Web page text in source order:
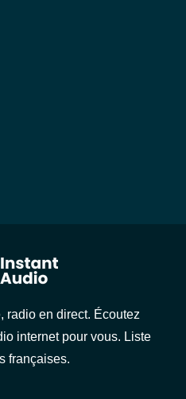
radio en direct. Écoutez
internet pour vous. Liste
françaises.